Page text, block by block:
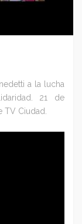
a la lucha
21 de
Ciudad.